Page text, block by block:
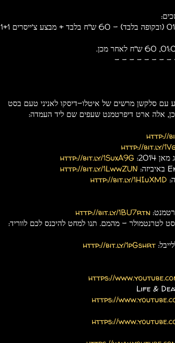
מחיר מיוחד רק עד השעה 01:00 (ובקופה בלבד) - 60 ש"ח בלבד + מבצע צ'ייסרים 1+1
- - - - - - - -
עם סלקשן מרשים של איטלו-דיסקו לאניני טעם בסט
אלה ארט דיפרטמנט שעפים שם ליד העמדה:
http://
http://bit.ly/
http://bit.ly/1SuxA9G
http://bit.ly/1LwwZUN
http://bit.ly/1HIuXMD
http://bit.ly/1BU7rtn
לטרנטמולר - מהמם. תנו למחט להיכנס לכם לווריד:
http://bit.ly/1pGshrt
https://
https://
https://